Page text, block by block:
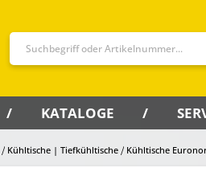
KATALOGE
Kühltische | Tiefkühltische Kühltische